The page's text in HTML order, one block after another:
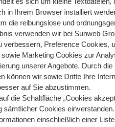
in Ihrem Browser installiert
die reibungslose und
verwenden wir bei Sunweb
verbessern, Preference Cookies,
Marketing Cookies zur
unserer Angebote. Durch
können wir sowie Dritte Ihre
auf Sie abzustimmen.
die Schaltfläche „Cookies
sämtlicher Cookies
einschließlich einer
es ein Babybett/Babypaket in
ich medizinisches Gepäck